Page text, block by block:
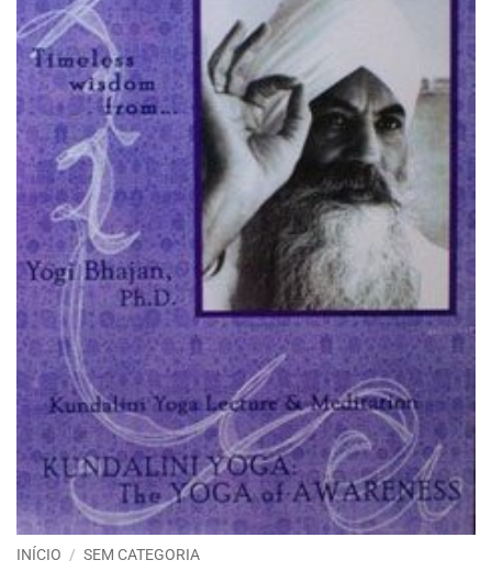
INÍCIO / SEM CATEGORIA